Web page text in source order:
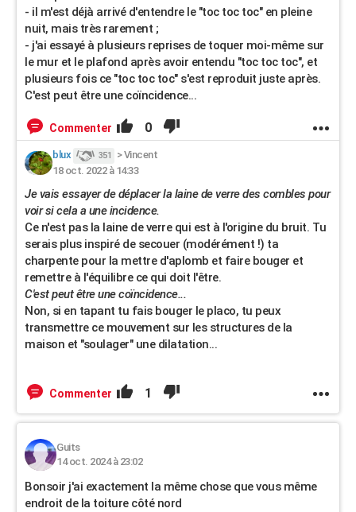
- il m'est déjà arrivé d'entendre le "toc toc toc" en pleine
nuit, mais très rarement ;
- j'ai essayé à plusieurs reprises de toquer moi-même sur
le mur et le plafond après avoir entendu "toc toc toc", et
plusieurs fois ce "toc toc toc" s'est reproduit juste après.
C'est peut être une coïncidence...
Commenter 0
blux 351 >Vincent
18 oct. 2022 à 14:33
Je vais essayer de déplacer la laine de verre des combles pour
voir si cela a une incidence.
Ce n'est pas la laine de verre qui est à l'origine du bruit. Tu
serais plus inspiré de secouer (modérément !) ta
charpente pour la mettre d'aplomb et faire bouger et
remettre à l'équilibre ce qui doit l'être.
C'est peut être une coïncidence...
Non, si en tapant tu fais bouger le placo, tu peux
transmettre ce mouvement sur les structures de la
maison et "soulager" une dilatation...
Commenter 1
Guits
14 oct. 2024 à 23:02
Bonsoir j'ai exactement la même chose que vous même
endroit de la toiture côté nord